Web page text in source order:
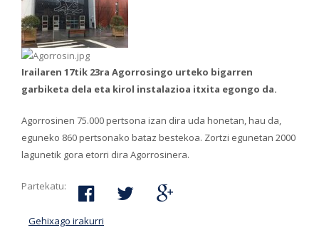
Irailaren 17tik 23ra Agorrosingo urteko bigarren
garbiketa dela eta kirol instalazioa itxita egongo da.
Agorrosinen 75.000 pertsona izan dira uda honetan, hau da,
eguneko 860 pertsonako bataz bestekoa. Zortzi egunetan 2000
lagunetik gora etorri dira Agorrosinera.
Partekatu:
Gehixago irakurri